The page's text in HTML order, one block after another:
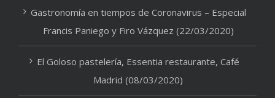
Gastronomía en tiempos de Coronavirus – Especial
Francis Paniego y Firo Vázquez (22/03/2020)
El Goloso pastelería, Essentia restaurante, Café
Madrid (08/03/2020)